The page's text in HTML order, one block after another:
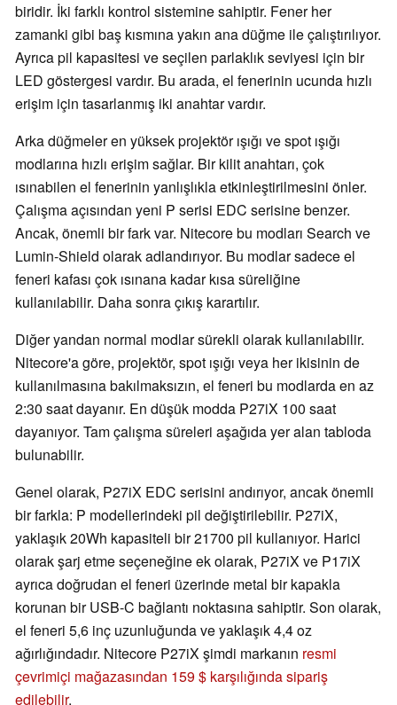
biridir. İki farklı kontrol sistemine sahiptir. Fener her
zamanki gibi baş kısmına yakın ana düğme ile çalıştırılıyor.
Ayrıca pil kapasitesi ve seçilen parlaklık seviyesi için bir
LED göstergesi vardır. Bu arada, el fenerinin ucunda hızlı
erişim için tasarlanmış iki anahtar vardır.
Arka düğmeler en yüksek projektör ışığı ve spot ışığı
modlarına hızlı erişim sağlar. Bir kilit anahtarı, çok
ısınabilen el fenerinin yanlışlıkla etkinleştirilmesini önler.
Çalışma açısından yeni P serisi EDC serisine benzer.
Ancak, önemli bir fark var. Nitecore bu modları Search ve
Lumin-Shield olarak adlandırıyor. Bu modlar sadece el
feneri kafası çok ısınana kadar kısa süreliğine
kullanılabilir. Daha sonra çıkış karartılır.
Diğer yandan normal modlar sürekli olarak kullanılabilir.
Nitecore'a göre, projektör, spot ışığı veya her ikisinin de
kullanılmasına bakılmaksızın, el feneri bu modlarda en az
2:30 saat dayanır. En düşük modda P27iX 100 saat
dayanıyor. Tam çalışma süreleri aşağıda yer alan tabloda
bulunabilir.
Genel olarak, P27iX EDC serisini andırıyor, ancak önemli
bir farkla: P modellerindeki pil değiştirilebilir. P27iX,
yaklaşık 20Wh kapasiteli bir 21700 pil kullanıyor. Harici
olarak şarj etme seçeneğine ek olarak, P27iX ve P17iX
ayrıca doğrudan el feneri üzerinde metal bir kapakla
korunan bir USB-C bağlantı noktasına sahiptir. Son olarak,
el feneri 5,6 inç uzunluğunda ve yaklaşık 4,4 oz
ağırlığındadır. Nitecore P27iX şimdi markanın resmi
çevrimiçi mağazasından 159 $ karşılığında sipariş
edilebilir.